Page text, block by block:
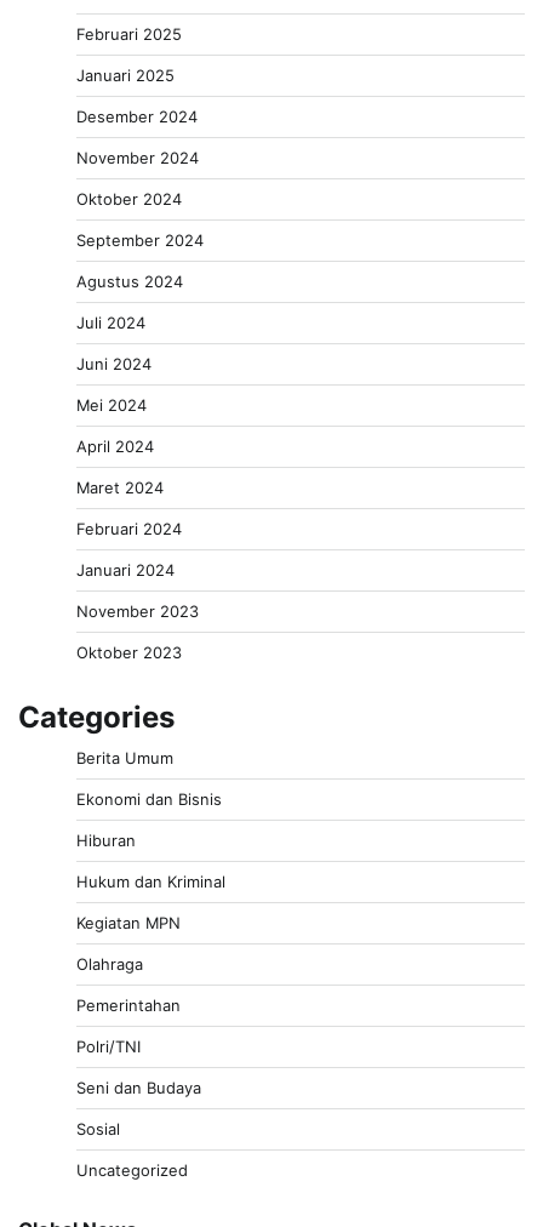
Februari 2025
Januari 2025
Desember 2024
November 2024
Oktober 2024
September 2024
Agustus 2024
Juli 2024
Juni 2024
Mei 2024
April 2024
Maret 2024
Februari 2024
Januari 2024
November 2023
Oktober 2023
Categories
Berita Umum
Ekonomi dan Bisnis
Hiburan
Hukum dan Kriminal
Kegiatan MPN
Olahraga
Pemerintahan
Polri/TNI
Seni dan Budaya
Sosial
Uncategorized